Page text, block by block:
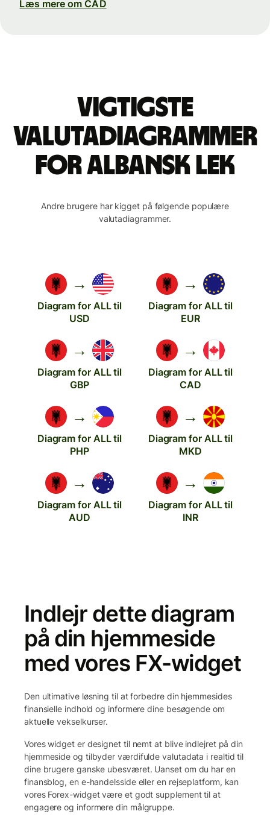
Læs mere om CAD
Vigtigste
valutadiagrammer
for albansk lek
Andre brugere har kigget på følgende populære
valutadiagrammer.
→
Diagram for ALL til
USD
→
Diagram for ALL til
EUR
→
Diagram for ALL til
GBP
→
Diagram for ALL til
CAD
→
Diagram for ALL til
PHP
→
Diagram for ALL til
MKD
→
Diagram for ALL til
AUD
→
Diagram for ALL til
INR
Indlejr dette diagram
på din hjemmeside
med vores FX-widget
Den ultimative løsning til at forbedre din hjemmesides
finansielle indhold og informere dine besøgende om
aktuelle vekselkurser.
Vores widget er designet til nemt at blive indlejret på din
hjemmeside og tilbyder værdifulde valutadata i realtid til
dine brugere ganske ubesværet. Uanset om du har en
finansblog, en e-handelsside eller en rejseplatform, kan
vores Forex-widget være et godt supplement til at
engagere og informere din målgruppe.